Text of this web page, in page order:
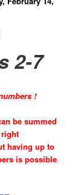
2-7
!
be summed
having up to
is possible